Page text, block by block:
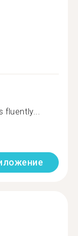
fluently...